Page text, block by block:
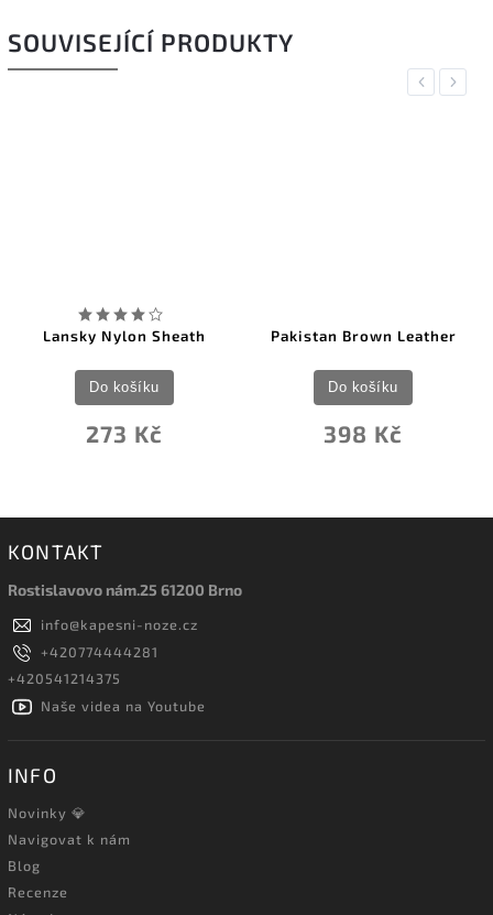
SOUVISEJÍCÍ PRODUKTY
Previous
Lansky Nylon Sheath
273 Kč
Do košíku
Pakistan Brown Leather
398 Kč
Do košíku
Next
KONTAKT
Rostislavovo nám.25 61200 Brno
info@kapesni-noze.cz
+420774444281
+420541214375
Naše videa na Youtube
INFO
Novinky 💎
Navigovat k nám
Blog
Recenze